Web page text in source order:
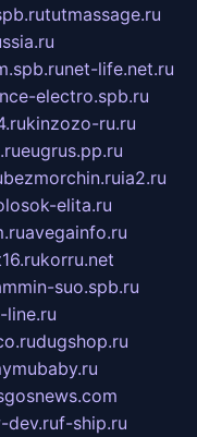
tutmassage.ru
net-life.net.ru
electro.spb.ru
kinzozo-ru.ru
eugrus.pp.ru
bezmorchin.ruia2.ru
elita.ru
avegainfo.ru
korru.net
suo.spb.ru
line.ru
dugshop.ru
dev.ruf-ship.ru